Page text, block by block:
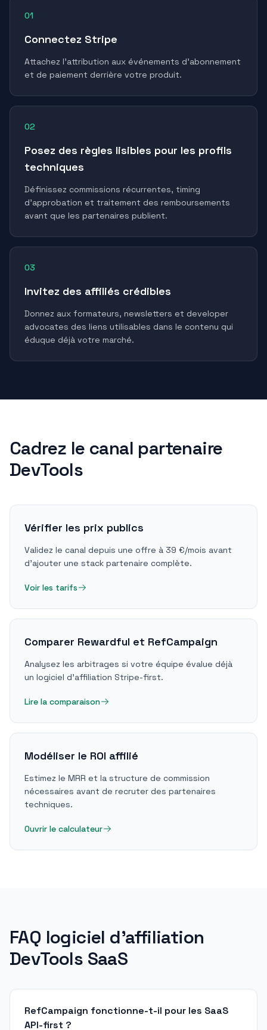
01
Connectez Stripe
Attachez l'attribution aux événements d'abonnement
et de paiement derrière votre produit.
02
Posez des règles lisibles pour les profils
techniques
Définissez commissions récurrentes, timing
d'approbation et traitement des remboursements
avant que les partenaires publient.
03
Invitez des affiliés crédibles
Donnez aux formateurs, newsletters et developer
advocates des liens utilisables dans le contenu qui
éduque déjà votre marché.
Cadrez le canal partenaire
DevTools
Vérifier les prix publics
Validez le canal depuis une offre à 39 €/mois avant
d'ajouter une stack partenaire complète.
Voir les tarifs
Comparer Rewardful et RefCampaign
Analysez les arbitrages si votre équipe évalue déjà
un logiciel d'affiliation Stripe-first.
Lire la comparaison
Modéliser le ROI affilié
Estimez le MRR et la structure de commission
nécessaires avant de recruter des partenaires
techniques.
Ouvrir le calculateur
FAQ logiciel d'affiliation
DevTools SaaS
RefCampaign fonctionne-t-il pour les SaaS
API-first ?